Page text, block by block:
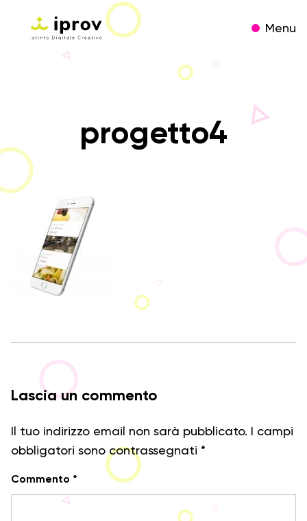
Menu
progetto4
Lascia un commento
Il tuo indirizzo email non sarà pubblicato.
I campi
obbligatori sono contrassegnati *
Commento *